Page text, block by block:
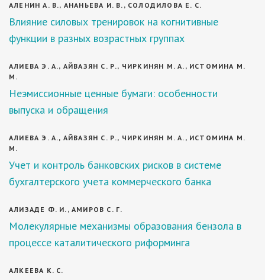
АЛЕНИН А. В., АНАНЬЕВА И. В., СОЛОДИЛОВА Е. С.
Влияние силовых тренировок на когнитивные
функции в разных возрастных группах
АЛИЕВА Э. А., АЙВАЗЯН С. Р., ЧИРКИНЯН М. А., ИСТОМИНА М.
М.
Неэмиссионные ценные бумаги: особенности
выпуска и обращения
АЛИЕВА Э. А., АЙВАЗЯН С. Р., ЧИРКИНЯН М. А., ИСТОМИНА М.
М.
Учет и контроль банковских рисков в системе
бухгалтерского учета коммерческого банка
АЛИЗАДЕ Ф. И., АМИРОВ С. Г.
Молекулярные механизмы образования бензола в
процессе каталитического риформинга
АЛКЕЕВА К. С.